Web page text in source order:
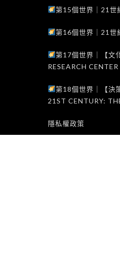
第15個世界｜21世
第16個世界｜21世
第17個世界｜【文
RESEARCH CENTER
第18個世界｜【決
21ST CENTURY:
隱私權政策